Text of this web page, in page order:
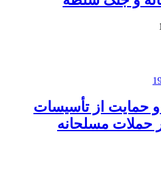
حمایت از تأسیسات
حملات مسلحانه